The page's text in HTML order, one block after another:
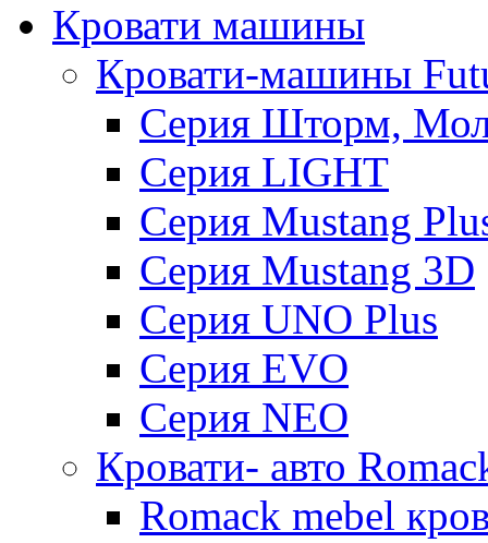
Кровати машины
Кровати-машины
Серия Шторм,
Серия LIGHT
Серия Mustang
Серия Mustang 3D
Серия UNO Plus
Серия EVO
Серия NEO
Кровати- авто
Romack mebel